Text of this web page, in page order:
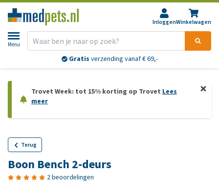
InloggenWinkelwagen
Menu
Gratis verzending vanaf € 69,-
Trovet Week: tot 15% korting op Trovet Lees
meer
Terug
Boon Bench 2-deurs
2 beoordelingen